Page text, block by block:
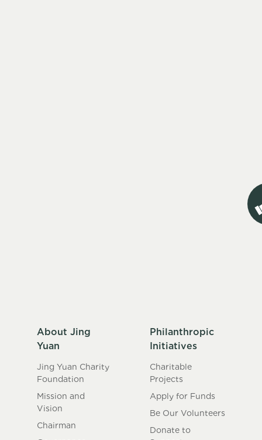
About Jing
Yuan
Jing Yuan Charity
Foundation
Mission and
Vision
Chairman
Philanthropic
Initiatives
Charitable
Projects
Apply for Funds
Be Our Volunteers
Donate to